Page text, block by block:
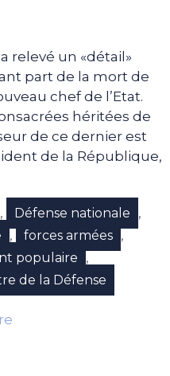
relevé un «détail»
part de la mort de
chef de l’Etat.
héritées de
de ce dernier est
de la République,
, Défense nationale ,
, forces armées ,
populaire ,
de la Défense